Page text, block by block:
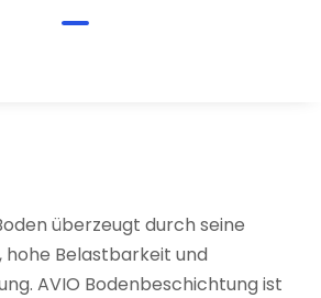
überzeugt durch seine
Belastbarkeit und
AVIO Bodenbeschichtung ist